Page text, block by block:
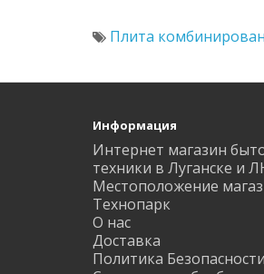
Плита
Информация
Интернет магазин
техники в Луганске и
Местоположение
Технопарк
О нас
Доставка
Политика Безопасности